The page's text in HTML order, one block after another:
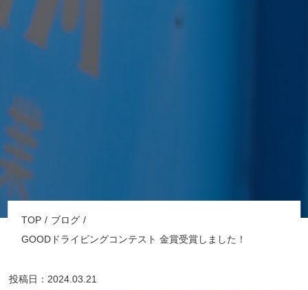
TOP
ブログ
GOODドライビングコンテスト 金賞受賞しました！
投稿日：2024.03.21